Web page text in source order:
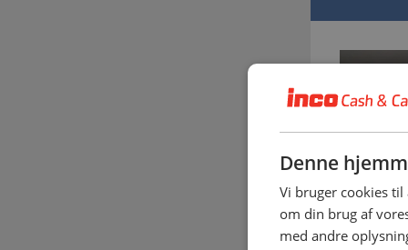
Denne
Vi bruger cookies
om din brug af
med andre